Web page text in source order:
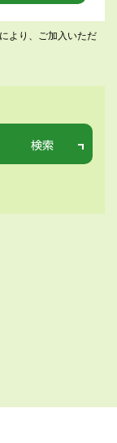
より、ご加入いただ
検索